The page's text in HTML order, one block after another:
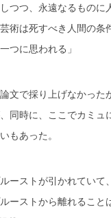
つつ、永遠なるものに
術は死すべき人間の条
つに思われる」
文で採り上げなかった
同時に、ここでカミュ
もあった。
ーストが引かれていて
ーストから離れること